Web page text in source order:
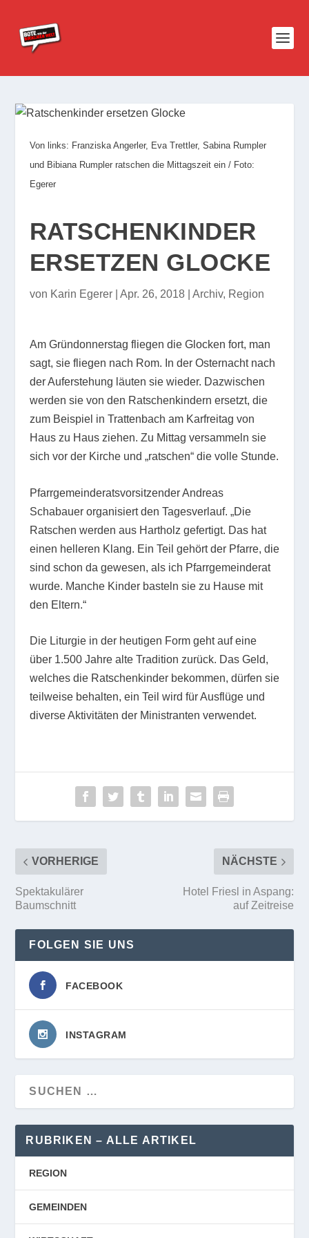
Von links: Franziska Angerler, Eva Trettler, Sabina Rumpler
und Bibiana Rumpler ratschen die Mittagszeit ein / Foto:
Egerer
RATSCHENKINDER
ERSETZEN GLOCKE
von Karin Egerer| Apr. 26, 2018| Archiv, Region
Am Gründonnerstag fliegen die Glocken fort, man
sagt, sie fliegen nach Rom. In der Osternacht nach
der Auferstehung läuten sie wieder. Dazwischen
werden sie von den Ratschenkindern ersetzt, die
zum Beispiel in Trattenbach am Karfreitag von
Haus zu Haus ziehen. Zu Mittag versammeln sie
sich vor der Kirche und „ratschen“ die volle Stunde.
Pfarrgemeinderatsvorsitzender Andreas
Schabauer organisiert den Tagesverlauf. „Die
Ratschen werden aus Hartholz gefertigt. Das hat
einen helleren Klang. Ein Teil gehört der Pfarre, die
sind schon da gewesen, als ich Pfarrgemeinderat
wurde. Manche Kinder basteln sie zu Hause mit
den Eltern.“
Die Liturgie in der heutigen Form geht auf eine
über 1.500 Jahre alte Tradition zurück. Das Geld,
welches die Ratschenkinder bekommen, dürfen sie
teilweise behalten, ein Teil wird für Ausflüge und
diverse Aktivitäten der Ministranten verwendet.
VORHERIGE
Spektakulärer
Baumschnitt
NÄCHSTE
Hotel Friesl in Aspang:
auf Zeitreise
FOLGEN SIE UNS
FACEBOOK
INSTAGRAM
RUBRIKEN – ALLE ARTIKEL
REGION
GEMEINDEN